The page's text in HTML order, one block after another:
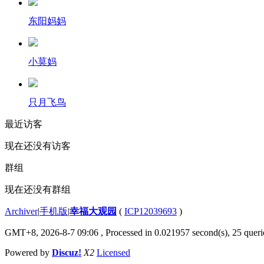
东阳妈妈
小莫妈
只月飞鸟
最近访客
现在还没有访客
群组
现在还没有群组
Archiver|手机版|幸福大观园 ( ICP12039693 )
GMT+8, 2026-8-7 09:06 , Processed in 0.021957 second(s), 25
Powered by Discuz! X2 Licensed